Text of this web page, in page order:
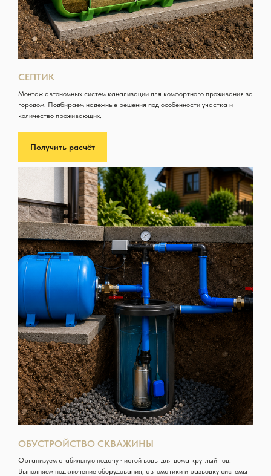
СЕПТИК
Монтаж автономных систем канализации для комфортного проживания за
городом. Подбираем надежные решения под особенности участка и
количество проживающих.
Получить расчёт
ОБУСТРОЙСТВО СКВАЖИНЫ
Организуем стабильную подачу чистой воды для дома круглый год.
Выполняем подключение оборудования, автоматики и разводку системы